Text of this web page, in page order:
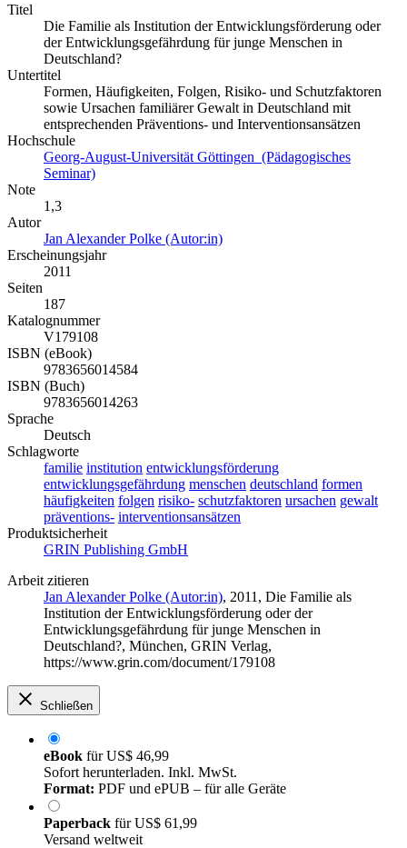
Titel
Die Familie als Institution der Entwicklungsförderung oder
der Entwicklungsgefährdung für junge Menschen in
Deutschland?
Untertitel
Formen, Häufigkeiten, Folgen, Risiko- und Schutzfaktoren
sowie Ursachen familiärer Gewalt in Deutschland mit
entsprechenden Präventions- und Interventionsansätzen
Hochschule
Georg-August-Universität Göttingen (Pädagogisches
Seminar)
Note
1,3
Autor
Jan Alexander Polke (Autor:in)
Erscheinungsjahr
2011
Seiten
187
Katalognummer
V179108
ISBN (eBook)
9783656014584
ISBN (Buch)
9783656014263
Sprache
Deutsch
Schlagworte
familie institution entwicklungsförderung
entwicklungsgefährdung menschen deutschland formen
häufigkeiten folgen risiko- schutzfaktoren ursachen gewalt
präventions- interventionsansätzen
Produktsicherheit
GRIN Publishing GmbH
Arbeit zitieren
Jan Alexander Polke (Autor:in), 2011, Die Familie als
Institution der Entwicklungsförderung oder der
Entwicklungsgefährdung für junge Menschen in
Deutschland?, München, GRIN Verlag,
https://www.grin.com/document/179108
Schließen
eBook fürUS$ 46,99
Sofort herunterladen. Inkl. MwSt.
Format: PDF und ePUB – für alle Geräte
Paperback fürUS$ 61,99
Versand weltweit